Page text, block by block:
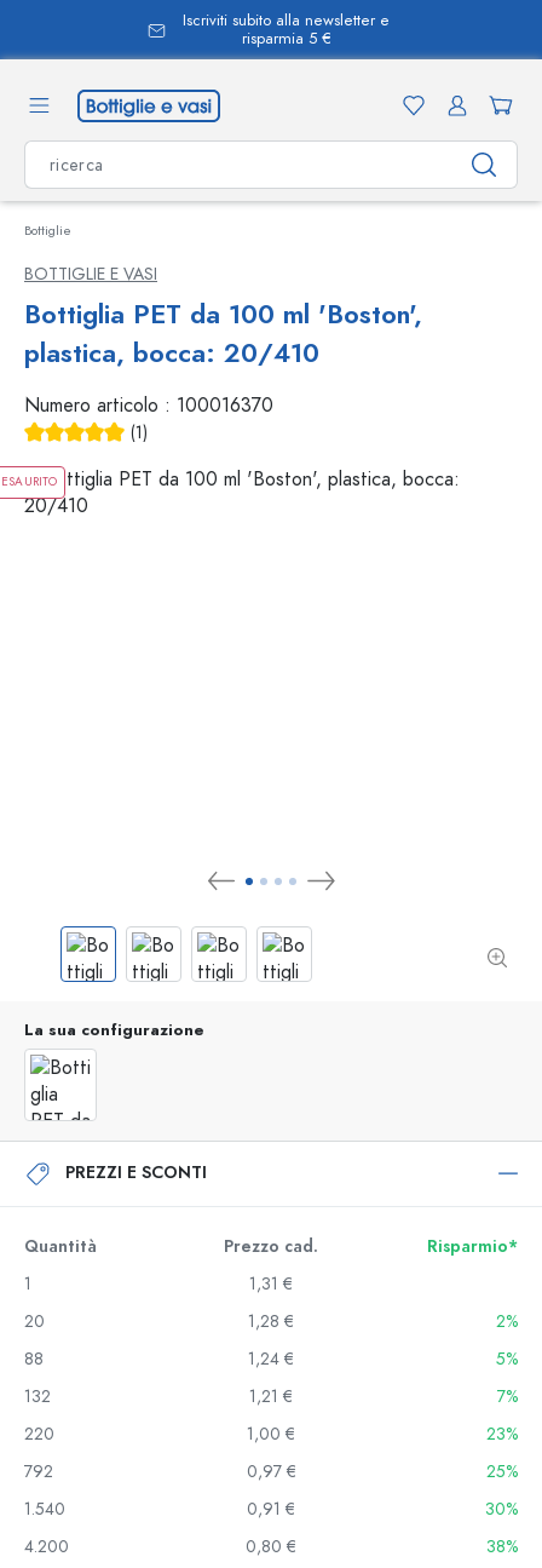
Iscriviti subito alla newsletter e
risparmia 5 €
Bottiglie
BOTTIGLIE E VASI
Bottiglia PET da 100 ml 'Boston',
plastica, bocca: 20/410
Numero articolo : 100016370
(1)
ESAURITO
La sua configurazione
PREZZI E SCONTI
Quantità Prezzo cad.
Risparmio*
1
1,31 €
20
1,28 €
2%
88
1,24 €
5%
132
1,21 €
7%
220
1,00 €
23%
792
0,97 €
25%
1.540
0,91 €
30%
4.200
0,80 € 38%